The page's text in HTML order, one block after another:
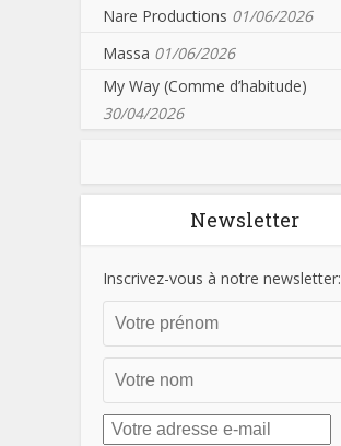
Nare Productions 01/06/2026
Massa 01/06/2026
My Way (Comme d’habitude)
30/04/2026
Newsletter
Inscrivez-vous à notre newsletter: